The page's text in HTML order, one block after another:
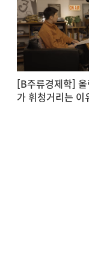
[B주류경제학]
가 휘청거리는 이